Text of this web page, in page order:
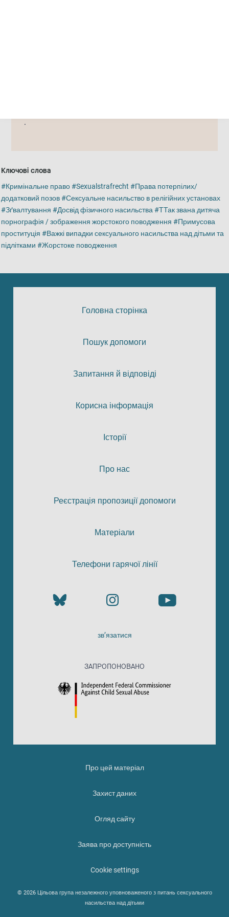
Ключові слова
Кримінальне право Sexualstrafrecht
Права потерпілих/
додатковий позов
Сексуальне насильство в релігійних установах
Зґвалтування
Досвід фізичного насильства
ТТак звана дитяча
порнографія / зображення жорстокого поводження
Примусова
проституція
Важкі випадки сексуального насильства над дітьми та
підлітками
Жорстоке поводження
Головна сторінка
Пошук допомоги
Запитання й відповіді
Корисна інформація
Історії
Про нас
Реєстрація пропозиції допомоги
Матеріали
Телефони гарячої лінії
зв’язатися
ЗАПРОПОНОВАНО
Про цей матеріал
Захист даних
Огляд сайту
Заява про доступність
Cookie settings
© 2026 Цільова група незалежного уповноваженого з питань сексуального
насильства над дітьми